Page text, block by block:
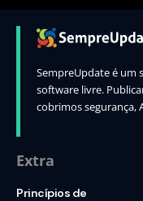
SempreUpdate é um
software livre.
cobrimos segurança,
Extra
Princípios de